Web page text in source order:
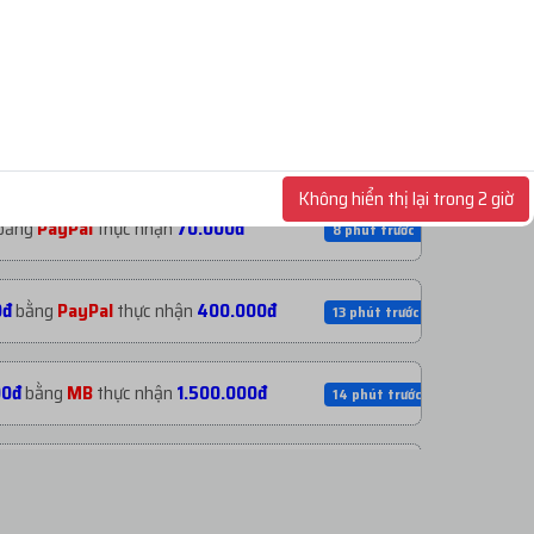
PayPalthực nhận70.000đ 8 phút trước
bằng PayPalthực nhận 400.000đ 13 phút trước
bằng MBthực nhận 1.500.000đ 14 phút trước
Không hiển thị lại trong 2 giờ